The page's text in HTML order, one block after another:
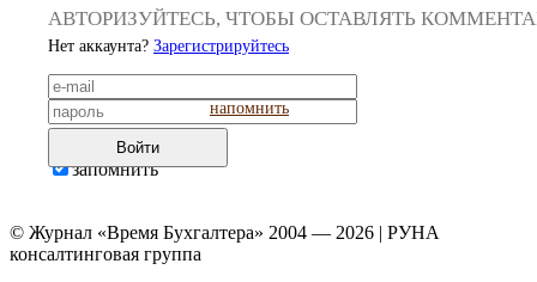
АВТОРИЗУЙТЕСЬ, ЧТОБЫ ОСТАВЛЯТЬ
Нет аккаунта? Зарегистрируйтесь
напомнить
Войти
запомнить
© Журнал «Время Бухгалтера» 2004 — 2026 | РУНА
консалтинговая группа